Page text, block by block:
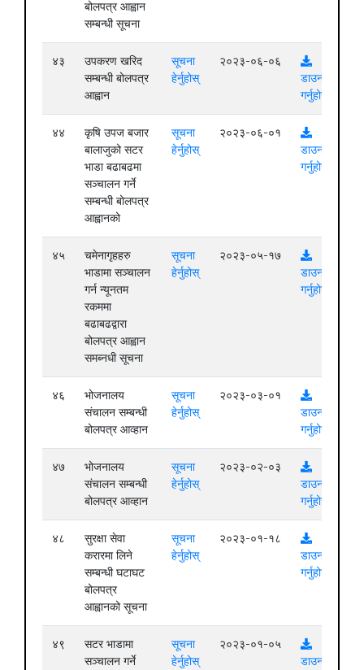
बोलपत्र आह्वान
सम्बन्धी सूचना
४३
उपकरण खरिद
सम्बन्धी बोलपत्र
आह्वान
सूचना
हेर्नुहोस्
२०२३-०६-०६
डाउनलोड
गर्नुहोस्
४४
कृषि उपज बजार
बालाजुको सटर
भाडा बढाबढमा
सञ्चालन गर्ने
सम्बन्धी बोलपत्र
आह्वानको
सूचना
हेर्नुहोस्
२०२३-०६-०१
डाउनलोड
गर्नुहोस्
४५
चमेनागृहहरु
भाडामा सञ्चालन
गर्न न्यूनतम
रकममा
बढाबढद्वारा
बोलपत्र आह्वान
समब्नधी सूचना
सूचना
हेर्नुहोस्
२०२३-०५-१७
डाउनलोड
गर्नुहोस्
४६
भोजनालय
संचालन सम्बन्धी
बोलपत्र आव्हान
सूचना
हेर्नुहोस्
२०२३-०३-०१
डाउनलोड
गर्नुहोस्
४७
भोजनालय
संचालन सम्बन्धी
बोलपत्र आव्हान
सूचना
हेर्नुहोस्
२०२३-०२-०३
डाउनलोड
गर्नुहोस्
४८
सुरक्षा सेवा
करारमा लिने
सम्बन्धी घटाघट
बोलपत्र
आह्वानको सूचना
सूचना
हेर्नुहोस्
२०२३-०१-१८
डाउनलोड
गर्नुहोस्
४९
सटर भाडामा
सञ्चालन गर्ने
सूचना
हेर्नुहोस्
२०२३-०१-०५
डाउनलोड